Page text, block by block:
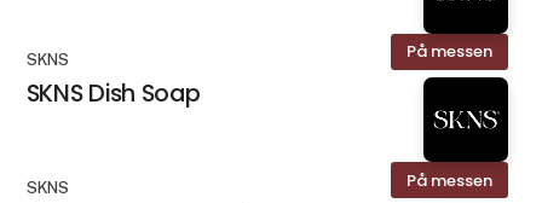
På messen
SKNS
SKNS Dish Soap
På messen
SKNS